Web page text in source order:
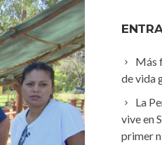
Más
de vida
La
vive en
primer